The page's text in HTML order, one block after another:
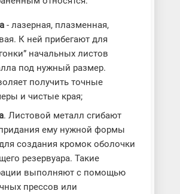
- лазерная, плазменная,
К ней прибегают для
начальных листов
под нужный размер.
получить точные
и чистые края;
. Листовой металл сгибают
ему нужной формы
создания кромок оболочки
резервуара. Такие
выполняют с помощью
прессов или